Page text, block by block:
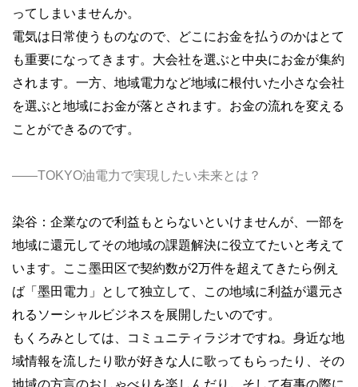
ってしまいませんか。
電気は日常使うものなので、どこにお金を払うのかはとて
も重要になってきます。大会社を選ぶと中央にお金が集約
されます。一方、地域電力など地域に根付いた小さな会社
を選ぶと地域にお金が落とされます。お金の流れを変える
ことができるのです。
――TOKYO油電力で実現したい未来とは？
染谷：企業なので利益もとらないといけませんが、一部を
地域に還元してその地域の課題解決に役立てたいと考えて
います。ここ墨田区で契約数が2万件を超えてきたら例え
ば「墨田電力」として独立して、この地域に利益が還元さ
れるソーシャルビジネスを展開したいのです。
もくろみとしては、コミュニティラジオですね。身近な地
域情報を流したり歌が好きな人に歌ってもらったり、その
地域の方言のおしゃべりを楽しんだり。そして有事の際に